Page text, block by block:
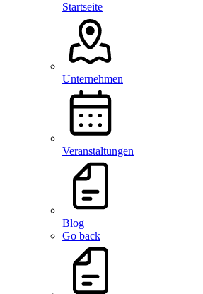
Startseite
Unternehmen
Veranstaltungen
Blog
Go back